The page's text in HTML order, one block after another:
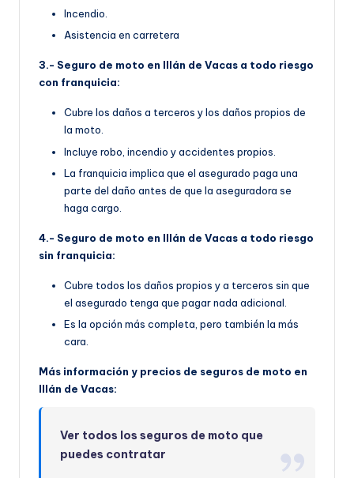
Incendio.
Asistencia en carretera
3.- Seguro de moto en Illán de Vacas a todo riesgo
con franquicia:
Cubre los daños a terceros y los daños propios de
la moto.
Incluye robo, incendio y accidentes propios.
La franquicia implica que el asegurado paga una
parte del daño antes de que la aseguradora se
haga cargo.
4.- Seguro de moto en Illán de Vacas a todo riesgo
sin franquicia:
Cubre todos los daños propios y a terceros sin que
el asegurado tenga que pagar nada adicional.
Es la opción más completa, pero también la más
cara.
Más información y precios de seguros de moto en
Illán de Vacas:
Ver todos los seguros de moto que
puedes contratar